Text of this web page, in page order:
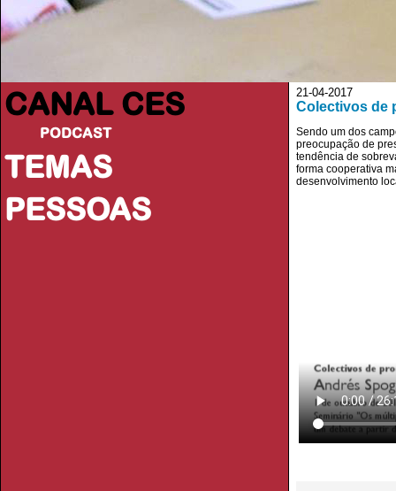
CANAL CES
PODCAST
TEMAS
PESSOAS
21-04-2017
Colectivos de
Sendo um dos
preocupação de
tendência de
forma cooperativa
desenvolvimento